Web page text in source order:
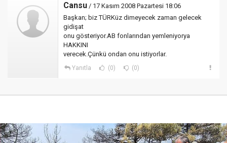
Cansu / 17 Kasım 2008 Pazartesi 18:06
Başkan; biz TÜRKüz dimeyecek zaman gelecek
gidişat
onu gösteriyor.AB fonlarından yemleniyorya
HAKKINI
verecek.Çünkü ondan onu istiyorlar.
Yanıtla (0) (0)